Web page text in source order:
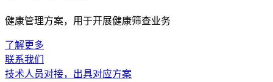
健康管理方案，用于开展健康筛查业务
了解更多
联系我们
技术人员对接，出具对应方案